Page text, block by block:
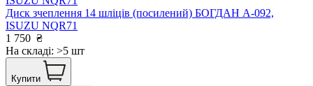
Диск зчеплення 14 шліців (посилений) БОГДАН А-092,
ISUZU NQR71
1 750 ₴
На складі: >5 шт
Купити